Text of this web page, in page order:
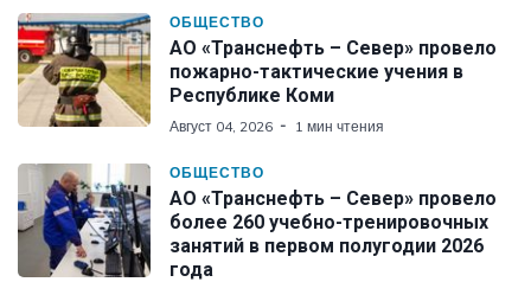
ОБЩЕСТВО
АО «Транснефть – Север» провело
пожарно-тактические учения в
Республике Коми
Август 04, 2026 1 мин чтения
ОБЩЕСТВО
АО «Транснефть – Север» провело
более 260 учебно-тренировочных
занятий в первом полугодии 2026
года